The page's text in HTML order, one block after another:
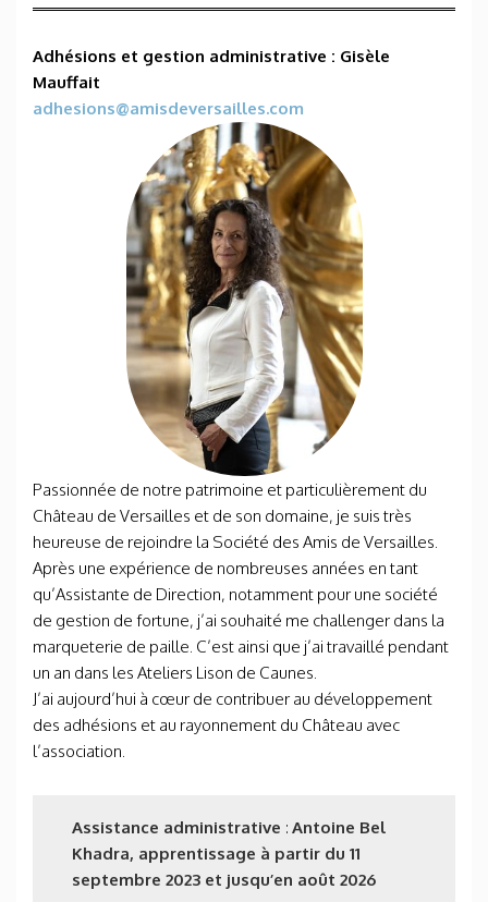
Adhésions et gestion administrative : Gisèle
Mauffait
adhesions@amisdeversailles.com
Passionnée de notre patrimoine et particulièrement du
Château de Versailles et de son domaine, je suis très
heureuse de rejoindre la Société des Amis de Versailles.
Après une expérience de nombreuses années en tant
qu’Assistante de Direction, notamment pour une société
de gestion de fortune, j’ai souhaité me challenger dans la
marqueterie de paille. C’est ainsi que j’ai travaillé pendant
un an dans les Ateliers Lison de Caunes.
J’ai aujourd’hui à cœur de contribuer au développement
des adhésions et au rayonnement du Château avec
l’association.
Assistance administrative : Antoine Bel
Khadra, apprentissage à partir du 11
septembre 2023 et jusqu’en août 2026